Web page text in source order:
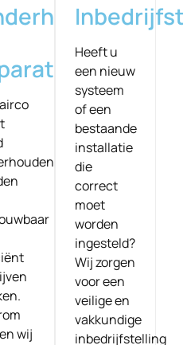
wij
Heeft u
een nieuw
systeem
of een
bestaande
installatie
die
correct
moet
worden
ingesteld?
Wij zorgen
voor een
veilige en
vakkundige
inbedrijfstelling